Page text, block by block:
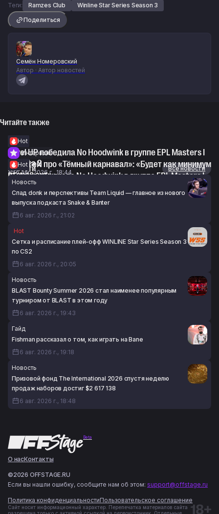
Теги: Ramzes Club
Winline Star Series Season 3
Поделиться
Семён Номеровский
Автор · Автор новостей
Читайте также
Hot
Level UP победила No Hoodwink в группе EPL Masters I
по Dota 2
6 авг. 2026 г., 18:44
Интервью
syndereN про «Тёмный карнавал»: «Будет как минимум
второй акт»
6 авг. 2026 г., 17:44
Hot
RE Arise обыграла No Hoodwink в группе EPL Masters I
по Dota 2
6 авг. 2026 г., 15:01
Новости
Все новости
Новость
Спад donk и перспективы Team Liquid — главное из нового
выпуска подкаста Snake & Banter
6 авг. 2026 г., 21:02
Hot
Сетка и расписание плей-офф WINLINE Star Series Season 3
по CS2
6 авг. 2026 г., 20:05
Новость
BLAST Bounty Summer 2026 стал наименее популярным
турниром от BLAST в этом году
6 авг. 2026 г., 19:43
Гайд
Fishman рассказал о том, как играть на Bane
6 авг. 2026 г., 19:18
Новость
Призовой фонд The International 2026 спустя неделю
продаж наборов достиг $2 617 138
6 авг. 2026 г., 18:48
Beta
О насКонтакты
©2026 OFFSTAGE.RU
Если вы нашли ошибку, сообщите нам об этом: support@offstage.ru
Политика конфиденциальностиПользовательское соглашение
Сайт носит информационный характер. Перепечатка материалов сайта
разрешена только с активной ссылкой на первоисточник. Отдельные